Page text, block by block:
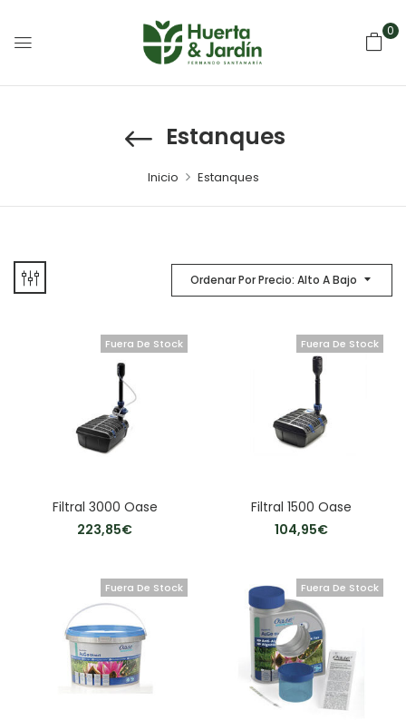
0
Estanques
Inicio Estanques
Ordenar Por Precio: Alto A Bajo
Fuera De Stock
Filtral 3000 Oase
223,85€
Fuera De Stock
Filtral 1500 Oase
104,95€
Fuera De Stock Fuera De Stock